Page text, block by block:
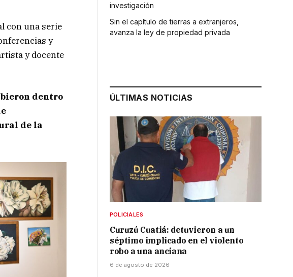
con una serie
y
y docente
dentro
de la
investigación
Sin el capítulo de tierras a extranjeros,
avanza la ley de propiedad privada
ÚLTIMAS NOTICIAS
POLICIALES
Curuzú Cuatiá: detuvieron a un
séptimo implicado en el violento
robo a una anciana
6 de agosto de 2026